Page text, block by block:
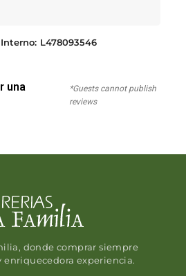
L478093546
una
*Guests cannot publish
reviews
donde comprar siempre
enriquecedora experiencia.